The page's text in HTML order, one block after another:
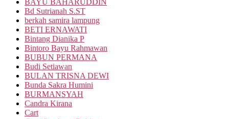
BAYU BAHARUDDIN
Bd Sutrianah S.ST
berkah samira lampung
BETI ERNAWATI
Bintang Dianika P
Bintoro Bayu Rahmawan
BUBUN PERMANA
Budi Setiawan
BULAN TRISNA DEWI
Bunda Sakra Humini
BURMANSYAH
Candra Kirana
Cart